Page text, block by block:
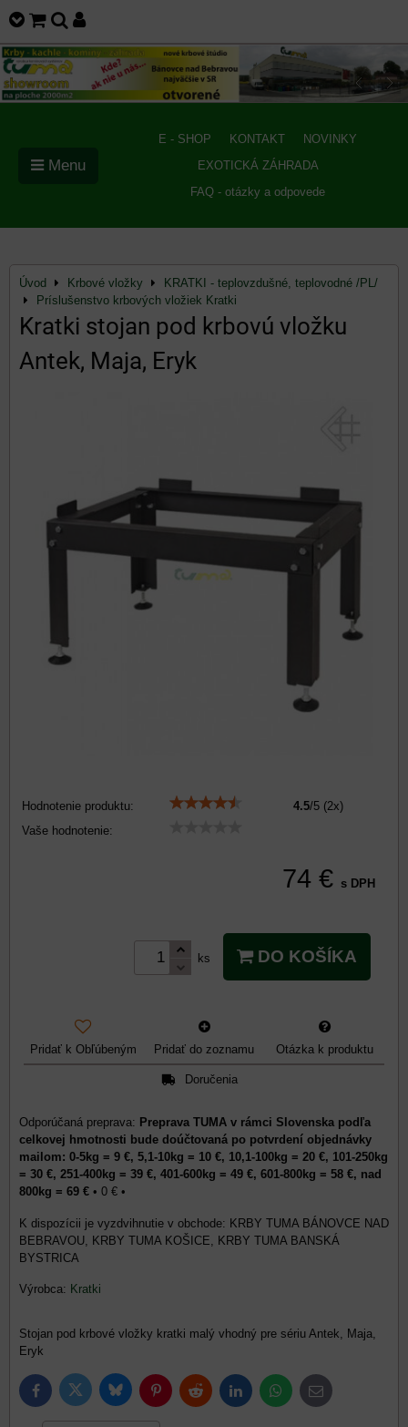
E - SHOP KONTAKT
NOVINKY
EXOTICKÁ ZÁHRADA
FAQ - otázky a odpovede
Menu
Úvod Krbové vložky
KRATKI - teplovzdušné, teplovodné /PL/
Príslušenstvo krbových vložiek Kratki
Kratki stojan pod krbovú vložku
Antek, Maja, Eryk
Hodnotenie produktu: 4.5/5 (2x)
Vaše hodnotenie:
74 € s DPH
ks DO KOŠÍKA
Pridať k Obľúbeným Pridať do zoznamu Otázka k produktu
Doručenia
Preprava TUMA v rámci Slovenska podľa
celkovej hmotnosti bude doúčtovaná po potvrdení objednávky
mailom: 0-5kg = 9 €, 5,1-10kg = 10 €, 10,1-100kg = 20 €, 101-250kg
= 30 €, 251-400kg = 39 €, 401-600kg = 49 €, 601-800kg = 58 €, nad
800kg = 69 € • 0 € •
KRBY TUMA BÁNOVCE NAD
BEBRAVOU, KRBY TUMA KOŠICE, KRBY TUMA BANSKÁ
BYSTRICA
Výrobca: Kratki
Stojan pod krbové vložky kratki malý vhodný pre sériu Antek, Maja,
Eryk
FacebookTwitter BlueskyPinterestReddit LinkedInWhatsApp
E-
mail